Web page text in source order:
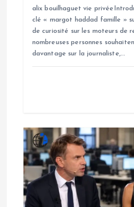
alix bouilhaguet vie
clé « margot haddad famille »
de curiosité sur les moteurs de
nombreuses personnes
davantage sur la journaliste,…